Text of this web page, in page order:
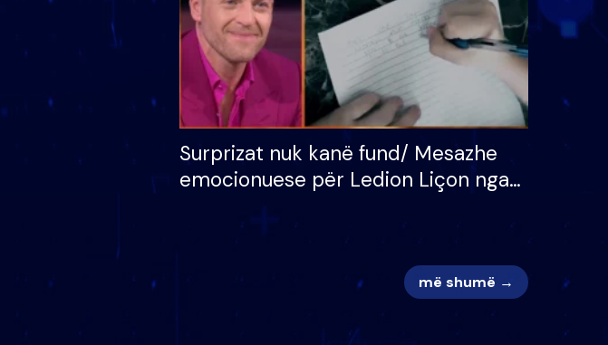
Surprizat nuk kanë fund/ Mesazhe
emocionuese për Ledion Liçon nga
më shumë →